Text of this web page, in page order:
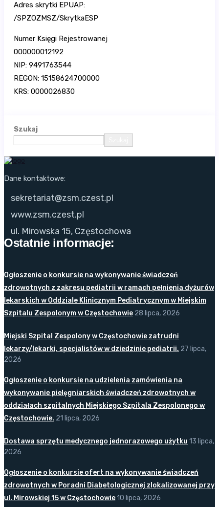
Adres skrytki EPUAP:
/SPZOZMSZ/SkrytkaESP
Numer Księgi Rejestrowanej
000000012192
NIP: 9491763544
REGON: 15158624700000
KRS: 0000026830
Szukaj
Dane kontaktowe:
sekretariat@zsm.czest.pl
www.zsm.czest.pl
ul. Mirowska 15, Częstochowa
Ostatnie informacje:
Ogłoszenie o konkursie na wykonywanie świadczeń
zdrowotnych z zakresu pediatrii w ramach pełnienia dyżurów
lekarskich w Oddziale Klinicznym Pediatrycznym w Miejskim
Szpitalu Zespolonym w Częstochowie 28 lipca, 2026
Miejski Szpital Zespolony w Częstochowie zatrudni
lekarzy/lekarki, specjalistów w dziedzinie pediatrii. 27 lipca,
2026
Ogłoszenie o konkursie na udzielenia zamówienia na
wykonywanie pielęgniarskich świadczeń zdrowotnych w
oddziałach szpitalnych Miejskiego Szpitala Zespolonego w
Częstochowie. 21 lipca, 2026
Dostawa sprzętu medycznego jednorazowego użytku 13 lipca,
2026
Ogłoszenie o konkursie ofert na wykonywanie świadczeń
zdrowotnych w Poradni Diabetologicznej zlokalizowanej przy
ul. Mirowskiej 15 w Częstochowie10 lipca, 2026